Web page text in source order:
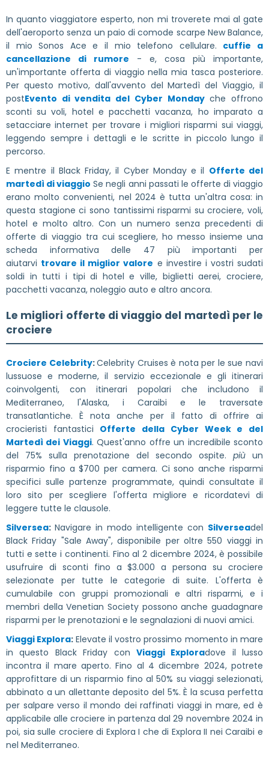
In quanto viaggiatore esperto, non mi troverete mai al gate
dell'aeroporto senza un paio di comode scarpe New Balance,
il mio Sonos Ace e il mio telefono cellulare. cuffie a
cancellazione di rumore - e, cosa più importante,
un'importante offerta di viaggio nella mia tasca posteriore.
Per questo motivo, dall'avvento del Martedì del Viaggio, il
postEvento di vendita del Cyber Mondayche offrono
sconti su voli, hotel e pacchetti vacanza, ho imparato a
setacciare internet per trovare i migliori risparmi sui viaggi,
leggendo sempre i dettagli e le scritte in piccolo lungo il
percorso.
E mentre il Black Friday, il Cyber Monday e il Offerte del
martedì di viaggio Se negli anni passati le offerte di viaggio
erano molto convenienti, nel 2024 è tutta un'altra cosa: in
questa stagione ci sono tantissimi risparmi su crociere, voli,
hotel e molto altro. Con un numero senza precedenti di
offerte di viaggio tra cui scegliere, ho messo insieme una
scheda informativa delle 47 più importanti per
aiutarvi trovare il miglior valore e investire i vostri sudati
soldi in tutti i tipi di hotel e ville, biglietti aerei, crociere,
pacchetti vacanza, noleggio auto e altro ancora.
Le migliori offerte di viaggio del martedì per le
crociere
Crociere Celebrity:Celebrity Cruises è nota per le sue navi
lussuose e moderne, il servizio eccezionale e gli itinerari
coinvolgenti, con itinerari popolari che includono il
Mediterraneo, l'Alaska, i Caraibi e le traversate
transatlantiche. È nota anche per il fatto di offrire ai
crocieristi fantastici Offerte della Cyber Week e del
Martedì dei Viaggi. Quest'anno offre un incredibile sconto
del 75% sulla prenotazione del secondo ospite. più un
risparmio fino a $700 per camera. Ci sono anche risparmi
specifici sulle partenze programmate, quindi consultate il
loro sito per scegliere l'offerta migliore e ricordatevi di
leggere tutte le clausole.
Silversea: Navigare in modo intelligente con Silverseadel
Black Friday "Sale Away", disponibile per oltre 550 viaggi in
tutti e sette i continenti. Fino al 2 dicembre 2024, è possibile
usufruire di sconti fino a $3.000 a persona su crociere
selezionate per tutte le categorie di suite. L'offerta è
cumulabile con gruppi promozionali e altri risparmi, e i
membri della Venetian Society possono anche guadagnare
risparmi per le prenotazioni e le segnalazioni di nuovi amici.
Viaggi Explora: Elevate il vostro prossimo momento in mare
in questo Black Friday con Viaggi Exploradove il lusso
incontra il mare aperto. Fino al 4 dicembre 2024, potrete
approfittare di un risparmio fino al 50% su viaggi selezionati,
abbinato a un allettante deposito del 5%. È la scusa perfetta
per salpare verso il mondo dei raffinati viaggi in mare, ed è
applicabile alle crociere in partenza dal 29 novembre 2024 in
poi, sia sulle crociere di Explora I che di Explora II nei Caraibi e
nel Mediterraneo.